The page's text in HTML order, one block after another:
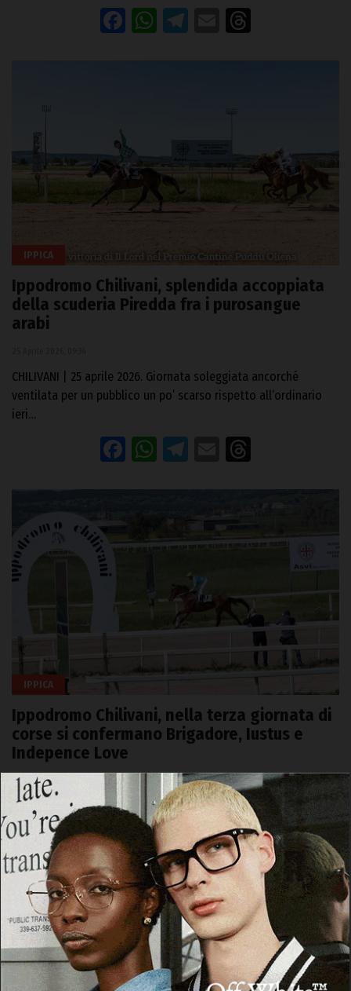
Facebook
WhatsApp
Telegram
Email
IPPICA
Ippodromo Chilivani, splendida accoppiata
della scuderia Piredda fra i purosangue
arabi
CHILIVANI | 25 aprile 2026. Giornata soleggiata ancorché
ventilata per un pubblico un po’ scarso rispetto all‘ordinario
ieri…
Facebook
WhatsApp
Telegram
Email
IPPICA
Ippodromo Chilivani, nella terza giornata di
corse si confermano Brigadore, Iustus e
Indepence Love
18 Aprile 2026, 08:55
CHILIVANI | 18 aprile 2026. In un pomeriggio ben soleggiato si è
svolto ieri pomeriggio all’ippodromo di Chilivani il terzo…
Facebook
WhatsApp
Telegram
EmailThreads